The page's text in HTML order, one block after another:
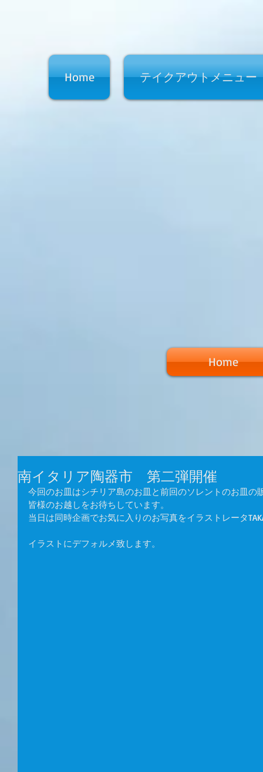
Home テイクアウトメニュー
Home
南イタリア陶器市 第二弾開催
今回のお皿はシチリア島のお皿と前回のソレントのお皿の
皆様のお越しをお待ちしています。
当日は同時企画でお気に入りのお写真をイラストレータ
イラストにデフォルメ致します。